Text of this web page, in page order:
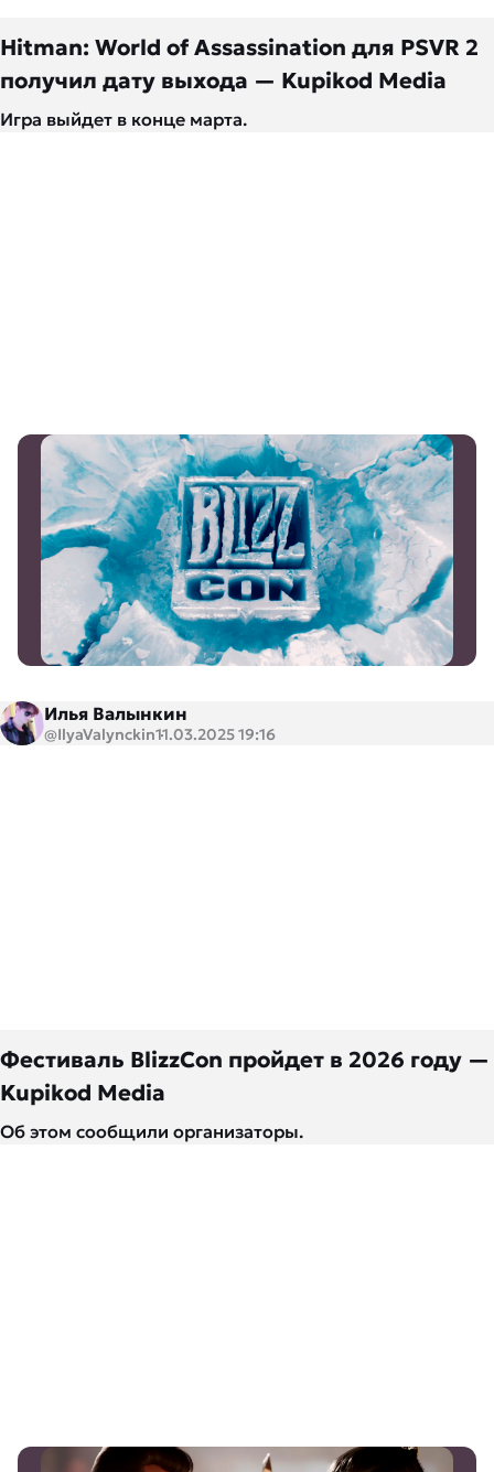
Hitman: World of Assassination для PSVR 2
получил дату выхода — Kupikod Media
Игра выйдет в конце марта.
Фестиваль BlizzCon пройдет в 2026 году —
Kupikod Media
Об этом сообщили организаторы.
Илья Валынкин
@IlyaValynckin11.03.2025 19:16